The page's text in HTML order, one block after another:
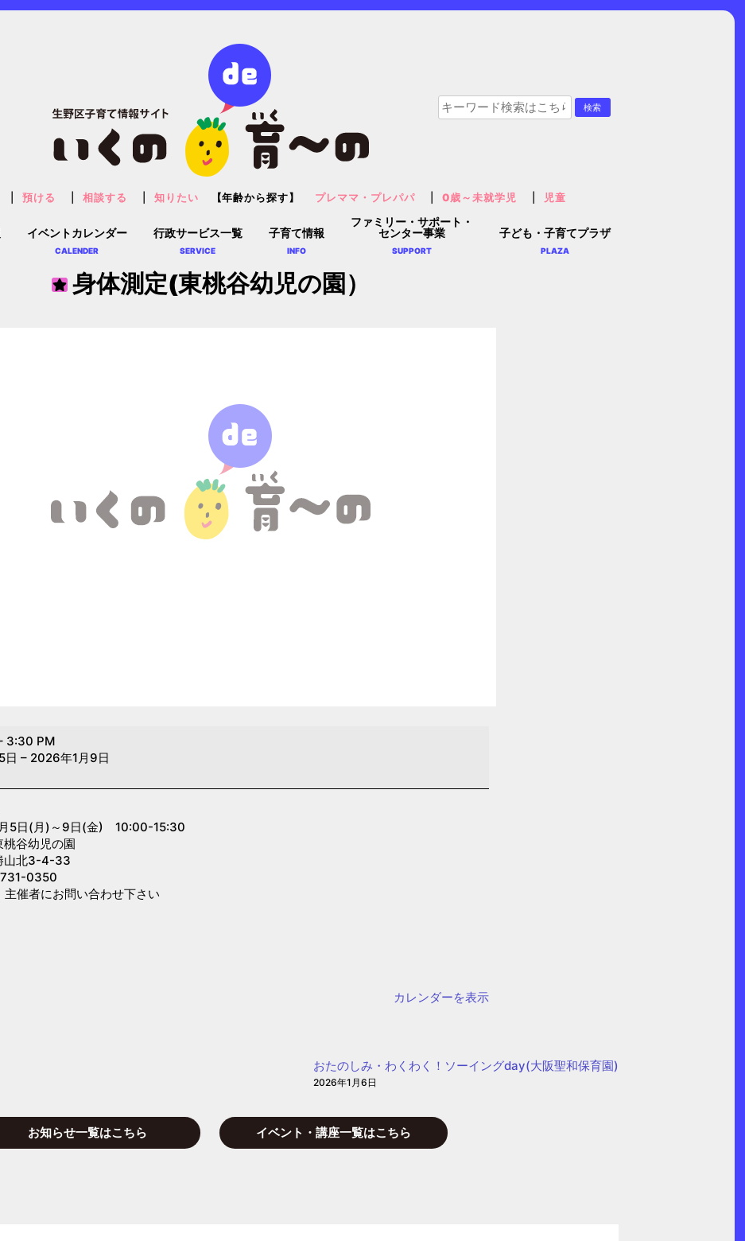
イベントカレンダー
CALENDER
行政サービス一覧
SERVICE
子育て情報
INFO
ファミリー・サポート・
センター事業
SUPPORT
子ども・子育てプラザ
PLAZA
預ける 相談する 知りたい 【年齢から探す】 プレママ・プレパパ 0歳～未就学児 児童
身体測定(東桃谷幼児の園）
3:30 PM
日 – 2026年1月9日
(月)～9日(金) 10:00-15:30
谷幼児の園
北3-4-33
0350
催者にお問い合わせ下さい
カレンダーを表示
おたのしみ・わくわく！ソーイングday(大阪聖和保育園)
2026年1月6日
お知らせ一覧はこちら イベント・講座一覧はこちら